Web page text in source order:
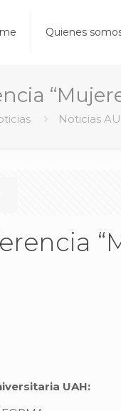
Quienes
Noticias
UAH: